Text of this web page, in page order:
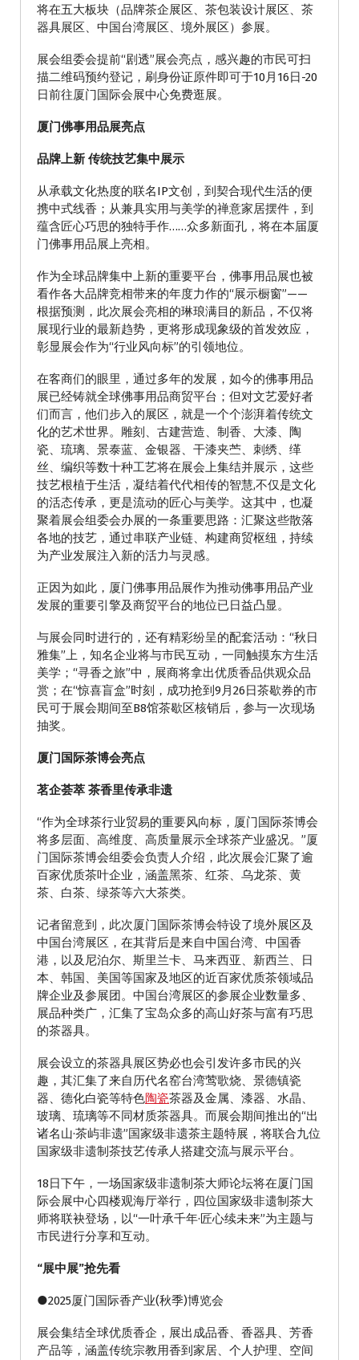
将在五大板块（品牌茶企展区、茶包装设计展区、茶
器具展区、中国台湾展区、境外展区）参展。
展会组委会提前“剧透”展会亮点，感兴趣的市民可扫
描二维码预约登记，刷身份证原件即可于10月16日-20
日前往厦门国际会展中心免费逛展。
厦门佛事用品展亮点
品牌上新 传统技艺集中展示
从承载文化热度的联名IP文创，到契合现代生活的便
携中式线香；从兼具实用与美学的禅意家居摆件，到
蕴含匠心巧思的独特手作……众多新面孔，将在本届厦
门佛事用品展上亮相。
作为全球品牌集中上新的重要平台，佛事用品展也被
看作各大品牌竞相带来的年度力作的“展示橱窗”——
根据预测，此次展会亮相的琳琅满目的新品，不仅将
展现行业的最新趋势，更将形成现象级的首发效应，
彰显展会作为“行业风向标”的引领地位。
在客商们的眼里，通过多年的发展，如今的佛事用品
展已经铸就全球佛事用品商贸平台；但对文艺爱好者
们而言，他们步入的展区，就是一个个澎湃着传统文
化的艺术世界。雕刻、古建营造、制香、大漆、陶
瓷、琉璃、景泰蓝、金银器、干漆夹苎、刺绣、缂
丝、编织等数十种工艺将在展会上集结并展示，这些
技艺根植于生活，凝结着代代相传的智慧,不仅是文化
的活态传承，更是流动的匠心与美学。这其中，也凝
聚着展会组委会办展的一条重要思路：汇聚这些散落
各地的技艺，通过串联产业链、构建商贸枢纽，持续
为产业发展注入新的活力与灵感。
正因为如此，厦门佛事用品展作为推动佛事用品产业
发展的重要引擎及商贸平台的地位已日益凸显。
与展会同时进行的，还有精彩纷呈的配套活动：“秋日
雅集”上，知名企业将与市民互动，一同触摸东方生活
美学；“寻香之旅”中，展商将拿出优质香品供观众品
赏；在“惊喜盲盒”时刻，成功抢到9月26日茶歇券的市
民可于展会期间至B8馆茶歇区核销后，参与一次现场
抽奖。
厦门国际茶博会亮点
茗企荟萃 茶香里传承非遗
“作为全球茶行业贸易的重要风向标，厦门国际茶博会
将多层面、高维度、高质量展示全球茶产业盛况。”厦
门国际茶博会组委会负责人介绍，此次展会汇聚了逾
百家优质茶叶企业，涵盖黑茶、红茶、乌龙茶、黄
茶、白茶、绿茶等六大茶类。
记者留意到，此次厦门国际茶博会特设了境外展区及
中国台湾展区，在其背后是来自中国台湾、中国香
港，以及尼泊尔、斯里兰卡、马来西亚、新西兰、日
本、韩国、美国等国家及地区的近百家优质茶领域品
牌企业及参展团。中国台湾展区的参展企业数量多、
展品种类广，汇集了宝岛众多的高山好茶与富有巧思
的茶器具。
展会设立的茶器具展区势必也会引发许多市民的兴
趣，其汇集了来自历代名窑台湾莺歌烧、景德镇瓷
器、德化白瓷等特色陶瓷茶器及金属、漆器、水晶、
玻璃、琉璃等不同材质茶器具。而展会期间推出的“出
诸名山·茶屿非遗”国家级非遗茶主题特展，将联合九位
国家级非遗制茶技艺传承人搭建交流与展示平台。
18日下午，一场国家级非遗制茶大师论坛将在厦门国
际会展中心四楼观海厅举行，四位国家级非遗制茶大
师将联袂登场，以“一叶承千年·匠心续未来”为主题与
市民进行分享和互动。
“展中展”抢先看
●2025厦门国际香产业(秋季)博览会
展会集结全球优质香企，展出成品香、香器具、芳香
产品等，涵盖传统宗教用香到家居、个人护理、空间